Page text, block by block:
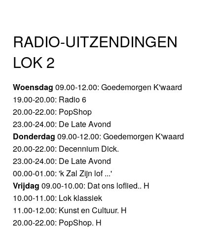
RADIO-UITZENDINGEN
LOK 2
Woensdag 09.00-12.00: Goedemorgen K'waard
19.00-20.00: Radio 6
20.00-22.00: PopShop
23.00-24.00: De Late Avond
Donderdag 09.00-12.00: Goedemorgen K'waard
20.00-22.00: Decennium Dick.
23.00-24.00: De Late Avond
00.00-01.00: 'k Zal Zijn lof ...'
Vrijdag 09.00-10.00: Dat ons loflied.. H
10.00-11.00: Lok klassiek
11.00-12.00: Kunst en Cultuur. H
20.00-22.00: PopShop. H